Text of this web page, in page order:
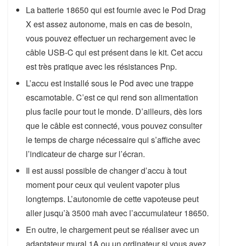
La batterie 18650 qui est fournie avec le Pod Drag
X est assez autonome, mais en cas de besoin,
vous pouvez effectuer un rechargement avec le
câble USB-C qui est présent dans le kit. Cet accu
est très pratique avec les résistances Pnp.
L’accu est installé sous le Pod avec une trappe
escamotable. C’est ce qui rend son alimentation
plus facile pour tout le monde. D’ailleurs, dès lors
que le câble est connecté, vous pouvez consulter
le temps de charge nécessaire qui s’affiche avec
l’indicateur de charge sur l’écran.
Il est aussi possible de changer d’accu à tout
moment pour ceux qui veulent vapoter plus
longtemps. L’autonomie de cette vapoteuse peut
aller jusqu’à 3500 mah avec l’accumulateur 18650.
En outre, le chargement peut se réaliser avec un